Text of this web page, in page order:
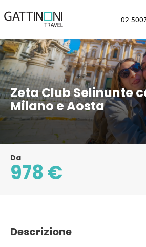
02
Zeta Club Selinunte
Milano e Aosta
Da
978 €
Descrizione